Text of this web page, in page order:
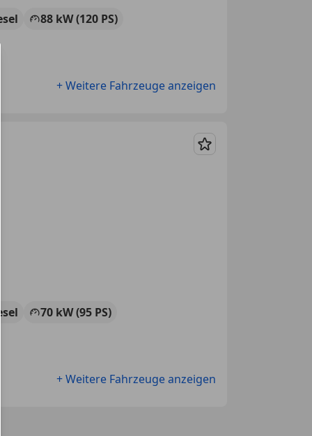
88 kW (120 PS)
+ Weitere Fahrzeuge anzeigen
Merken
70 kW (95 PS)
+ Weitere Fahrzeuge anzeigen